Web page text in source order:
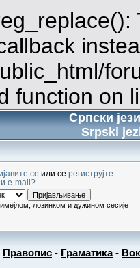
function on
Српски
Srpski
се или се региструјте
e-mail?
лозинком и дужином сесије
Правопис - Граматика-